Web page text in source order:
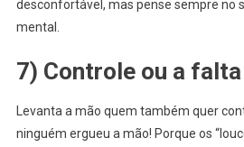
desconfortável, mas pense sempre no
mental.
7) Controle ou a
Levanta a mão quem também quer
ninguém ergueu a mão! Porque os